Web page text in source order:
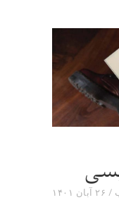
۲۶ آبان ۱۴۰۱